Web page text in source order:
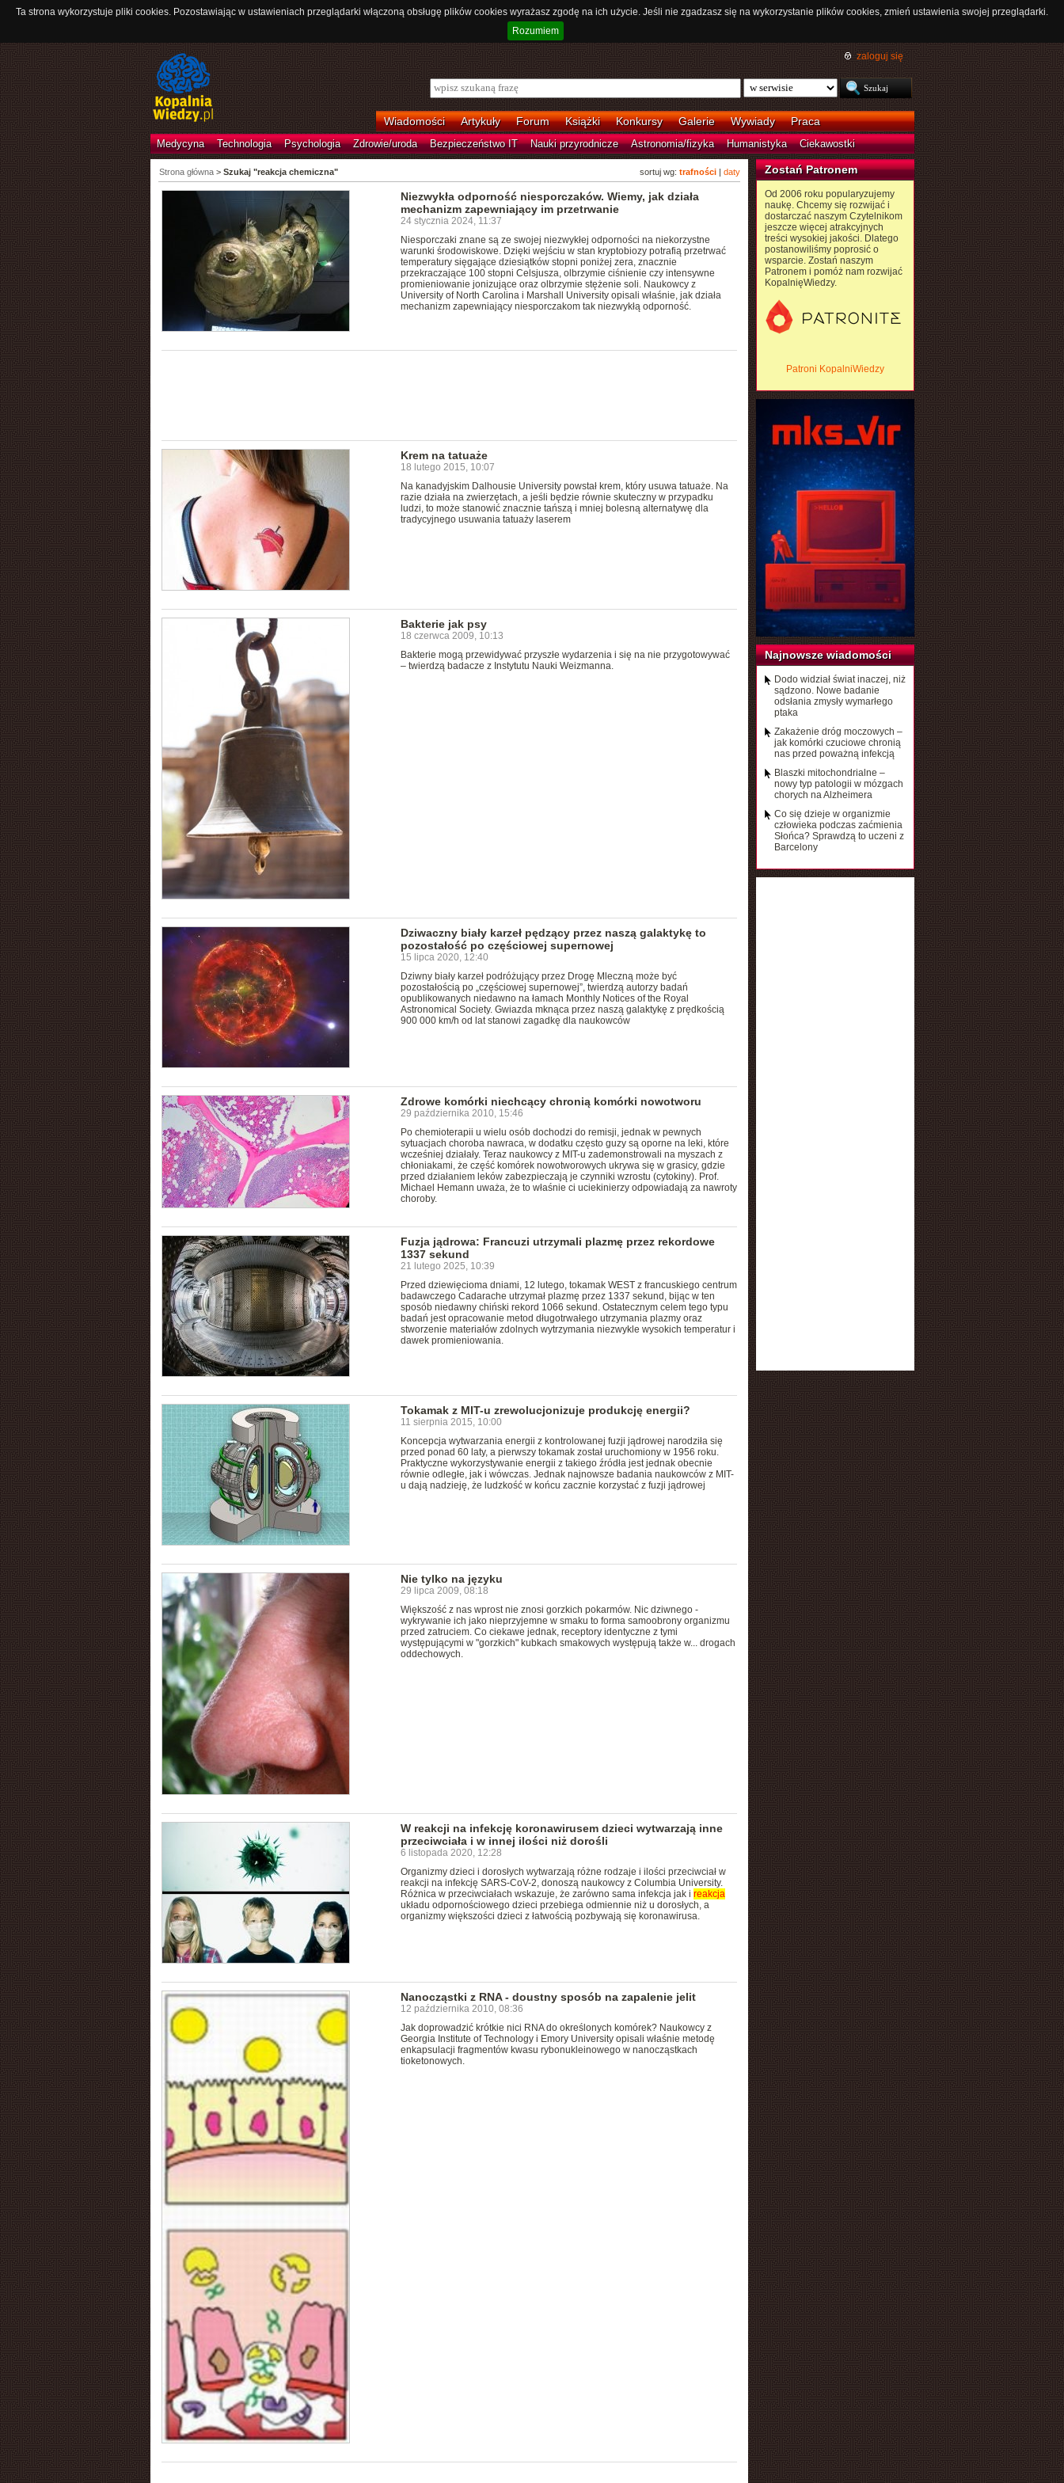
Ta strona wykorzystuje pliki cookies. Pozostawiając w ustawieniach przeglądarki włączoną obsługę plików cookies wyrażasz zgodę na ich użycie. Jeśli nie zgadzasz się na wykorzystanie plików cookies, zmień ustawienia swojej przeglądarki.
Rozumiem
zaloguj się
Wiadomości Artykuły Forum Książki Konkursy Galerie Wywiady Praca
Medycyna Technologia Psychologia Zdrowie/uroda Bezpieczeństwo IT Nauki przyrodnicze Astronomia/fizyka Humanistyka Ciekawostki
sortuj wg: trafności| daty
Strona główna> Szukaj "reakcja chemiczna"
Niezwykła odporność niesporczaków. Wiemy, jak działa
mechanizm zapewniający im przetrwanie
24 stycznia 2024, 11:37
Niesporczaki znane są ze swojej niezwykłej odporności na niekorzystne
warunki środowiskowe. Dzięki wejściu w stan kryptobiozy potrafią przetrwać
temperatury sięgające dziesiątków stopni poniżej zera, znacznie
przekraczające 100 stopni Celsjusza, olbrzymie ciśnienie czy intensywne
promieniowanie jonizujące oraz olbrzymie stężenie soli. Naukowcy z
University of North Carolina i Marshall University opisali właśnie, jak działa
mechanizm zapewniający niesporczakom tak niezwykłą odporność.
Krem na tatuaże
18 lutego 2015, 10:07
Na kanadyjskim Dalhousie University powstał krem, który usuwa tatuaże. Na
razie działa na zwierzętach, a jeśli będzie równie skuteczny w przypadku
ludzi, to może stanowić znacznie tańszą i mniej bolesną alternatywę dla
tradycyjnego usuwania tatuaży laserem
Bakterie jak psy
18 czerwca 2009, 10:13
Bakterie mogą przewidywać przyszłe wydarzenia i się na nie przygotowywać
– twierdzą badacze z Instytutu Nauki Weizmanna.
Dziwaczny biały karzeł pędzący przez naszą galaktykę to
pozostałość po częściowej supernowej
15 lipca 2020, 12:40
Dziwny biały karzeł podróżujący przez Drogę Mleczną może być
pozostałością po „częściowej supernowej”, twierdzą autorzy badań
opublikowanych niedawno na łamach Monthly Notices of the Royal
Astronomical Society. Gwiazda mknąca przez naszą galaktykę z prędkością
900 000 km/h od lat stanowi zagadkę dla naukowców
Zdrowe komórki niechcący chronią komórki nowotworu
29 października 2010, 15:46
Po chemioterapii u wielu osób dochodzi do remisji, jednak w pewnych
sytuacjach choroba nawraca, w dodatku często guzy są oporne na leki, które
wcześniej działały. Teraz naukowcy z MIT-u zademonstrowali na myszach z
chłoniakami, że część komórek nowotworowych ukrywa się w grasicy, gdzie
przed działaniem leków zabezpieczają je czynniki wzrostu (cytokiny). Prof.
Michael Hemann uważa, że to właśnie ci uciekinierzy odpowiadają za nawroty
choroby.
Fuzja jądrowa: Francuzi utrzymali plazmę przez rekordowe
1337 sekund
21 lutego 2025, 10:39
Przed dziewięcioma dniami, 12 lutego, tokamak WEST z francuskiego centrum
badawczego Cadarache utrzymał plazmę przez 1337 sekund, bijąc w ten
sposób niedawny chiński rekord 1066 sekund. Ostatecznym celem tego typu
badań jest opracowanie metod długotrwałego utrzymania plazmy oraz
stworzenie materiałów zdolnych wytrzymania niezwykle wysokich temperatur i
dawek promieniowania.
Tokamak z MIT-u zrewolucjonizuje produkcję energii?
11 sierpnia 2015, 10:00
Koncepcja wytwarzania energii z kontrolowanej fuzji jądrowej narodziła się
przed ponad 60 laty, a pierwszy tokamak został uruchomiony w 1956 roku.
Praktyczne wykorzystywanie energii z takiego źródła jest jednak obecnie
równie odległe, jak i wówczas. Jednak najnowsze badania naukowców z MIT-
u dają nadzieję, że ludzkość w końcu zacznie korzystać z fuzji jądrowej
Nie tylko na języku
29 lipca 2009, 08:18
Większość z nas wprost nie znosi gorzkich pokarmów. Nic dziwnego -
wykrywanie ich jako nieprzyjemne w smaku to forma samoobrony organizmu
przed zatruciem. Co ciekawe jednak, receptory identyczne z tymi
występującymi w "gorzkich" kubkach smakowych występują także w... drogach
oddechowych.
W reakcji na infekcję koronawirusem dzieci wytwarzają inne
przeciwciała i w innej ilości niż dorośli
6 listopada 2020, 12:28
Organizmy dzieci i dorosłych wytwarzają różne rodzaje i ilości przeciwciał w
reakcji na infekcję SARS-CoV-2, donoszą naukowcy z Columbia University.
Różnica w przeciwciałach wskazuje, że zarówno sama infekcja jak i reakcja
układu odpornościowego dzieci przebiega odmiennie niż u dorosłych, a
organizmy większości dzieci z łatwością pozbywają się koronawirusa.
Nanocząstki z RNA - doustny sposób na zapalenie jelit
12 października 2010, 08:36
Jak doprowadzić krótkie nici RNA do określonych komórek? Naukowcy z
Georgia Institute of Technology i Emory University opisali właśnie metodę
enkapsulacji fragmentów kwasu rybonukleinowego w nanocząstkach
tioketonowych.
Zostań Patronem
Od 2006 roku popularyzujemy
naukę. Chcemy się rozwijać i
dostarczać naszym Czytelnikom
jeszcze więcej atrakcyjnych
treści wysokiej jakości. Dlatego
postanowiliśmy poprosić o
wsparcie. Zostań naszym
Patronem i pomóż nam rozwijać
KopalnięWiedzy.
Patroni KopalniWiedzy
Najnowsze wiadomości
Dodo widział świat inaczej, niż
sądzono. Nowe badanie
odsłania zmysły wymarłego
ptaka
Zakażenie dróg moczowych –
jak komórki czuciowe chronią
nas przed poważną infekcją
Blaszki mitochondrialne –
nowy typ patologii w mózgach
chorych na Alzheimera
Co się dzieje w organizmie
człowieka podczas zaćmienia
Słońca? Sprawdzą to uczeni z
Barcelony